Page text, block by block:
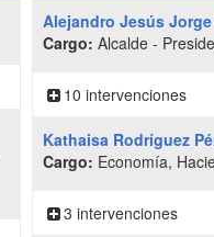
Alejandro Jesús
Cargo: Alcalde -
10 intervenciones
Kathaisa Rodríguez
Cargo: Economía,
3 intervenciones